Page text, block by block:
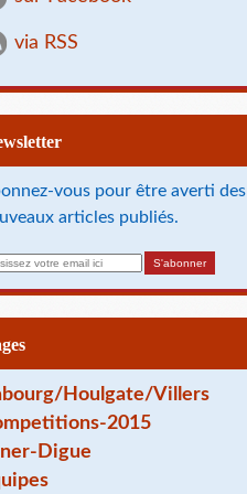
via RSS
vous pour être averti des
articles publiés.
Houlgate/Villers
2015
Digue